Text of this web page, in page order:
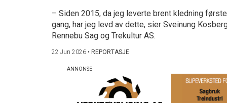
– Siden 2015, da jeg leverte brent kledning første
gang, har jeg levd av dette, sier Sveinung
Rennebu Sag og Trekultur AS.
22 Jun 2026 • REPORTASJE